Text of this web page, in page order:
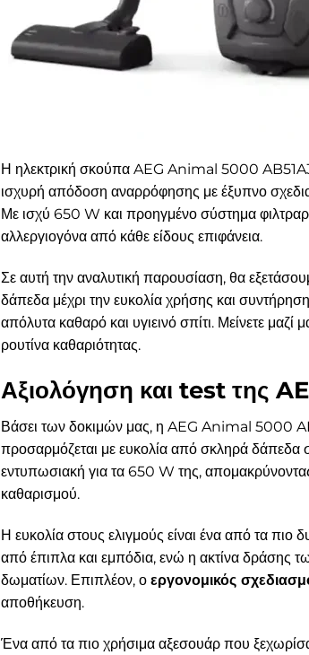
Η ηλεκτρική σκούπα AEG Animal 5000
ισχυρή απόδοση αναρρόφησης με έξυπνο
Με ισχύ 650 W και προηγμένο σύστημα
αλλεργιογόνα από κάθε είδους επιφάνεια.
Σε αυτή την αναλυτική παρουσίαση, θα
δάπεδα μέχρι την ευκολία χρήσης και
απόλυτα καθαρό και υγιεινό σπίτι. Μείνετε
ρουτίνα καθαριότητας.
Αξιολόγηση και test της
Βάσει των δοκιμών μας, η AEG Animal 5000
προσαρμόζεται με ευκολία από σκληρά δάπεδα
εντυπωσιακή για τα 650 W της,
καθαρισμού.
Η ευκολία στους ελιγμούς είναι ένα από τα πιο
από έπιπλα και εμπόδια, ενώ η ακτίνα δράσης
δωματίων. Επιπλέον, ο εργονομικός
αποθήκευση.
Ένα από τα πιο χρήσιμα αξεσουάρ που